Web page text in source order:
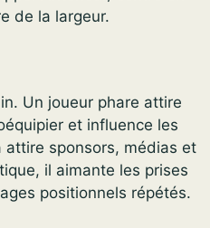
de la largeur.
Un joueur phare attire
et influence les
attire sponsors, médias et
il aimante les prises
positionnels répétés.